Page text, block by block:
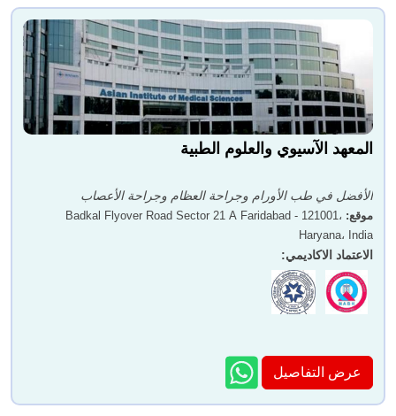
المعهد الآسيوي والعلوم الطبية
الأفضل في طب الأورام وجراحة العظام وجراحة الأعصاب
موقع: Badkal Flyover Road Sector 21 A Faridabad - 121001،
Haryana، India
الاعتماد الاكاديمي:
عرض التفاصيل